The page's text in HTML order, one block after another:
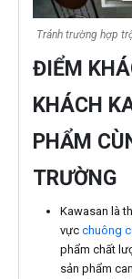
Tránh trường hợp
ĐIỂM
KHÁCH
PHẨM
TRƯỜNG
Kawasan là
vực chuông
phẩm chất
sản phẩm